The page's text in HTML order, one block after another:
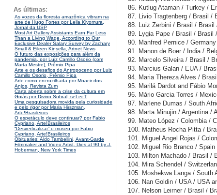
As últimas:
As vozes da floresta amazônica vibram na
arte de Hugo Fortes por Leila Kiyomura,
Jornal da USP
Most Art Gallery Assistants Earn Far Less
Than a Living Wage, According to Our
Exclusive Dealer Salary Survey by Zachary
Small & Eileen Kinsella, Artnet News
O futuro das exposições para além da
pandemia, por Luiz Camillo Osorio (com
Marta Mestre), Prêmio Pipa
Arte e os desafios do Antropoceno por Luiz
Camillo Osorio, Prêmio Pipa
Arte como encruzilhada por Moacir dos
Anjos, Revista Zum
Carta aberta sobre a crise da cultura em
Goiás por Divino Sobral, seLecT
Uma pesquisadora movida pela curiosidade
e pelo rigor por Maria Hirszman,
Arte!Brasileiros
O espetáculo deve continuar? por Fabio
Cypriano, Arte!Brasileiros
“Desverticalizar” o museu por Fabio
Cypriano, Arte!Brasileiros
Obituaries: Aldo Tambellini, Avant-Garde
Filmmaker and Video Artist, Dies at 90 by J.
Hoberman, New York Times
86. Kutlug Ataman / Turkey /
87. Livio Tragtenberg / Brasil /
88. Luiz Zerbini / Brasil / Brasil
89. Lygia Pape / Brasil / Brasil
90. Manfred Pernice /
91. Manon de Boer / India /
92. Marcelo Silveira / Brasil /
93. Marcius Galan / EUA /
94. Maria Thereza Alves /
95. Marilá Dardot and Fábio
96. Mário Garcia Torres /
97. Marlene Dumas / South
98. Marta Minujin / Argentina /
99. Mateo López / Colombia /
100. Matheus Rocha Pitta /
101. Miguel Angel Rojas /
102. Miguel Rio Branco /
103. Milton Machado / Brasil /
104. Mira Schendel /
105. Moshekwa Langa / South
106. Nan Goldin / USA / USA
107. Nelson Leirner / Brasil /